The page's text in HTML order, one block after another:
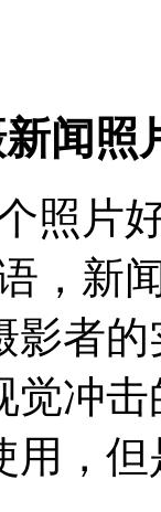
闻照
照片
，新
影者
觉冲
用，